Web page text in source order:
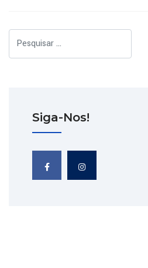
Siga-Nos!